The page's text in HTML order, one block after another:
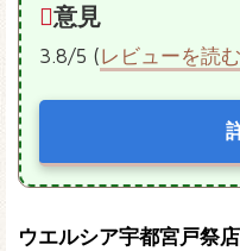
意見
3.8/5 (レビューを読む
ウエルシア宇都宮戸祭店